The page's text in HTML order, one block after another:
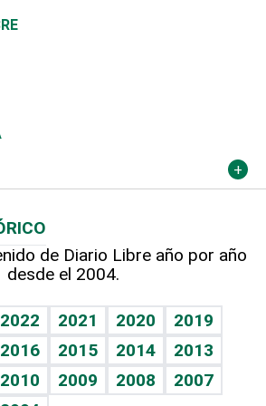
de Diario Libre año por año
desde el 2004.
2022 2021 2020
2019
2016 2015 2014
2013
2010 2009 2008
2007